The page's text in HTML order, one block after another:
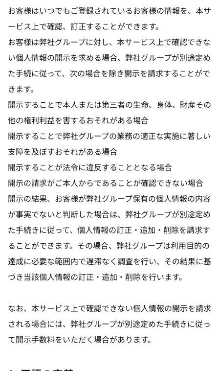
お客様はいつでもご登録されているお客様の情報を、本サ
ービス上で確認、訂正することができます。
お客様は弊社グループに対し、本サービス上で確認できな
い個人情報の開示を求める場合、弊社グループが別途定め
た手続に従って、次の場合を除き開示を請求することがで
きます。
開示することで本人または第三者の生命、身体、財産その
他の権利利益を害するおそれがある場合
開示することで弊社グループの業務の適正な実施に著しい
支障を及ぼすおそれがある場合
開示することが法令に違反することとなる場合
開示の請求がご本人からであることが確認できない場合
開示の結果、お客様が弊社グループ保有の個人情報の内容
が事実でないと判断した場合は、弊社グループが別途定め
た手続きに従って、個人情報の訂正・追加・削除を請求す
ることができます。その場合、弊社グループは利用目的の
達成に必要な範囲内で遅滞なく調査を行い、その結果に基
づき当該個人情報の訂正・追加・削除を行います。
なお、本サービス上で確認できない個人情報の開示を請求
される場合には、弊社グループが別途定めた手続きに従っ
て開示手数料をいただく場合があります。